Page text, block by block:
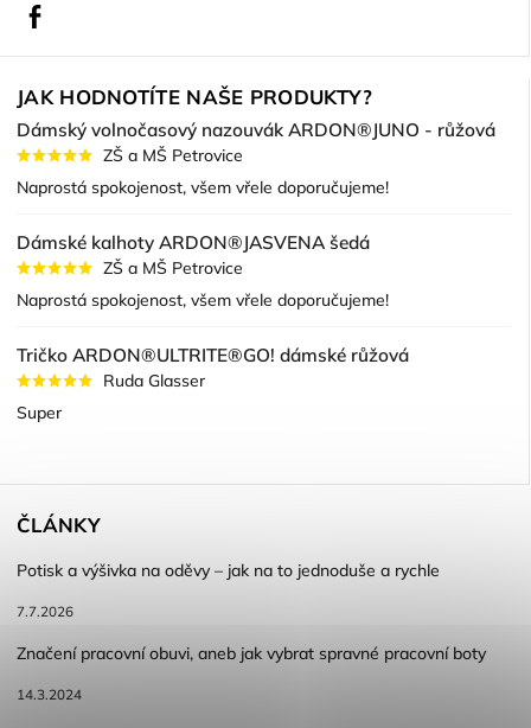
JAK HODNOTÍTE NAŠE PRODUKTY?
Dámský volnočasový nazouvák ARDON®JUNO - růžová
ZŠ a MŠ Petrovice
Naprostá spokojenost, všem vřele doporučujeme!
Dámské kalhoty ARDON®JASVENA šedá
ZŠ a MŠ Petrovice
Naprostá spokojenost, všem vřele doporučujeme!
Tričko ARDON®ULTRITE®GO! dámské růžová
Ruda Glasser
Super
ČLÁNKY
Potisk a výšivka na oděvy – jak na to jednoduše a rychle
7.7.2026
Značení pracovní obuvi, aneb jak vybrat spravné pracovní boty
14.3.2024